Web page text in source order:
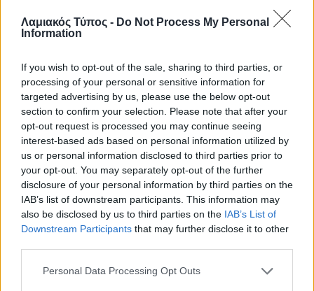
Λαμιακός Τύπος - Do Not Process My Personal
Information
If you wish to opt-out of the sale, sharing to third parties, or
processing of your personal or sensitive information for
targeted advertising by us, please use the below opt-out
section to confirm your selection. Please note that after your
opt-out request is processed you may continue seeing
interest-based ads based on personal information utilized by
us or personal information disclosed to third parties prior to
your opt-out. You may separately opt-out of the further
disclosure of your personal information by third parties on the
IAB’s list of downstream participants. This information may
also be disclosed by us to third parties on the IAB’s List of
Downstream Participants that may further disclose it to other
Personal Data Processing Opt Outs
ΧΡΥΣΟΣΤΟΜΟY ΠΕΡΙΒΑΛΛΟΝΤΟΣ Α.Μ.
ΜΕΛΟΥΣ 121500
(πρώην) Νομός Φωκίδας
ΑΡΑΒΑΝΤΙΝΟΥ-ΤΖΕ ΜΑΡΙΑ-ΠΑΓΩΝΙΤΣΑ TOY
ΓΕΡΑΣΙΜΟY ΑΡΧΙΤΕΚΤΟΝΑΣ Α.Μ. ΜΕΛΟΥΣ
ΔΕΔΟΥΣΗ ΚΟΡΙΝΑ TOY ΑΡΓΥΡΙΟY
ΜΗΧΑΝΟΛΟΓΟΣ Α.Μ. ΜΕΛΟΥΣ 157522
ΚΑΚΑΝΑΣ ΚΩΝΣΤΑΝΤΙΝΟΣ TOY ΠΑΝΑΓΙΩΤΗ
ΠΟΛΙΤΙΚΟΣ Α.Μ. ΜΕΛΟΥΣ 74041
ΜΠΑΦΑΣ ΠΑΡΑΣΚΕΥΑΣ TOY ΓΕΩΡΓΙΟU
ΠΟΛΙΤΙΚΟΣ Α.Μ. ΜΕΛΟΥΣ 154681
ΤΖΑΜΤΖΗ ΑΓΓΕΛΙΚΗ TOY ΓΕΩΡΓΙΟY
ΑΓΡΟΝΟΜΟΣ ΤΟΠΟΓΡΑΦΟΣ Α.Μ. ΜΕΛΟΥΣ
132257